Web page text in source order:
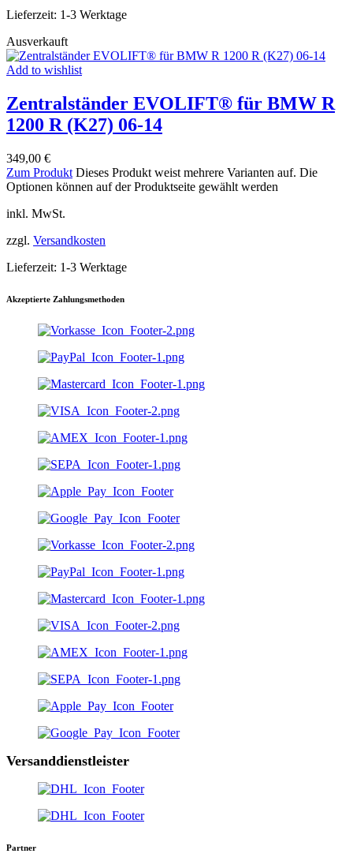
Lieferzeit: 1-3 Werktage
Ausverkauft
Add to wishlist
Zentralständer EVOLIFT® für BMW R
1200 R (K27) 06-14
349,00 €
Zum Produkt Dieses Produkt weist mehrere Varianten auf. Die
Optionen können auf der Produktseite gewählt werden
inkl. MwSt.
zzgl. Versandkosten
Lieferzeit: 1-3 Werktage
Akzeptierte Zahlungsmethoden
Versanddienstleister
Partner